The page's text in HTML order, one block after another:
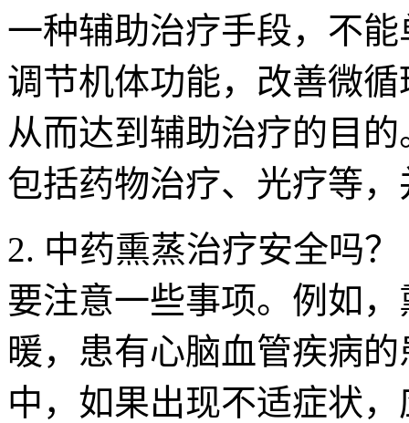
一种辅助治疗手段，不
调节机体功能，改善微
从而达到辅助治疗的目
包括药物治疗、光疗等
2. 中药熏蒸治疗安全吗
要注意一些事项。例如
暖，患有心脑血管疾病
中，如果出现不适症状